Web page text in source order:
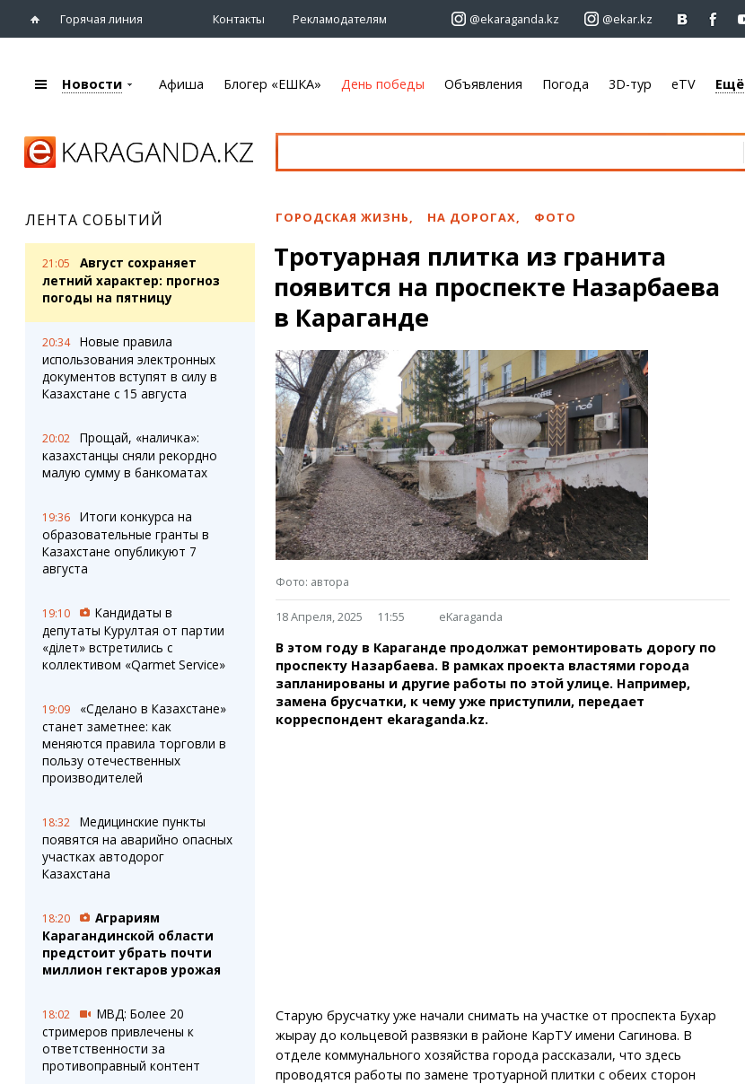
Горячая линия Контакты Рекламодателям @ekaraganda.kz @ekar.kz
Караганды
eTV
Рассылка новостей
Персоны
Афиша
Театры
Спорт
Выставки
Цирк и зоопарк
Объявления
Автомобили
Услуги
Электроника
Мебель
Блогер «ЕШКА»
Лента блогера
Коллаж недели
Ешкин гороскоп
Карты
Web-камеры
Пробки
Карта Караганды
Организации
Мой участковый
Перекрытие дорог
Погода
Караганда
Темиртау
Балхаш
Жезказган
Медиа
Фото
Видео
Timelapse
Сервисы
Переводчик
Справочник
Расписание транспорта
Экстренные службы
Каталог компаний
Новости Афиша Блогер «ЕШКА» День победы Объявления Погода 3D-тур eTV Ещё
ЛЕНТА СОБЫТИЙ
21:05
Август сохраняет
летний характер: прогноз
погоды на пятницу
20:34
Новые правила
использования электронных
документов вступят в силу в
Казахстане с 15 августа
20:02
Прощай, «наличка»:
казахстанцы сняли рекордно
малую сумму в банкоматах
19:36
Итоги конкурса на
образовательные гранты в
Казахстане опубликуют 7
августа
19:10
Кандидаты в
депутаты Курултая от партии
«Әділет» встретились с
коллективом «Qarmet Service»
19:09
«Сделано в Казахстане»
станет заметнее: как
меняются правила торговли в
пользу отечественных
производителей
18:32
Медицинские пункты
появятся на аварийно опасных
участках автодорог
Казахстана
18:20
Аграриям
Карагандинской области
предстоит убрать почти
миллион гектаров урожая
18:02
МВД: Более 20
стримеров привлечены к
ответственности за
противоправный контент
ГОРОДСКАЯ ЖИЗНЬ, НА ДОРОГАХ, ФОТО
Тротуарная плитка из гранита
появится на проспекте Назарбаева
в Караганде
Фото: автора
18 Апреля, 2025 11:55 eKaraganda
В этом году в Караганде продолжат ремонтировать дорогу по
проспекту Назарбаева. В рамках проекта властями города
запланированы и другие работы по этой улице. Например,
замена брусчатки, к чему уже приступили, передает
корреспондент ekaraganda.kz.
Старую брусчатку уже начали снимать на участке от проспекта Бухар
жырау до кольцевой развязки в районе КарТУ имени Сагинова. В
отделе коммунального хозяйства города рассказали, что здесь
проводятся работы по замене тротуарной плитки с обеих сторон